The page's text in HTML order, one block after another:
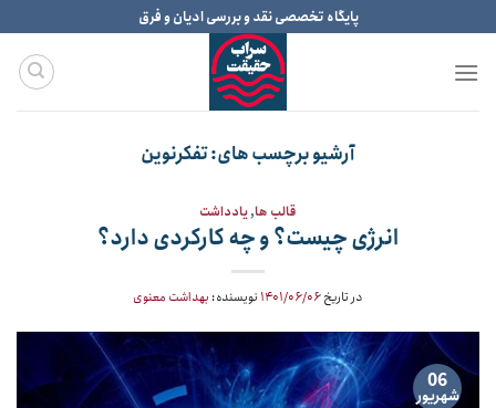
to
content
پایگاه تخصصی نقد و بررسی ادیان و فرق
آرشیو برچسب های:تفکرنوین
قالب ها,یادداشت
انرژی چیست؟ و چه کارکردی دارد؟
در تاریخ۱۴۰۱/۰۶/۰۶ نویسنده: بهداشت معنوی
06
شهریور